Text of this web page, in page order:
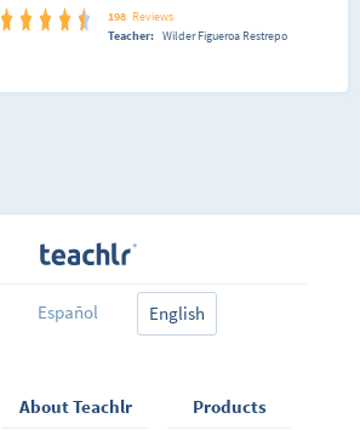
hacer cálculos a partir de fórmulas y funciones; generar
gráficos para representar nuestra información; crear
198 Reviews
Teacher: Wilder Figueroa Restrepo
Español English
About Teachlr Products